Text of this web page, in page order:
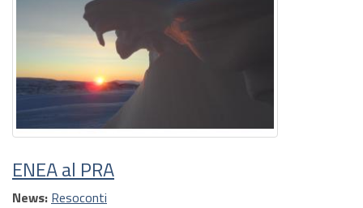
ENEA al PRA
News: Resoconti